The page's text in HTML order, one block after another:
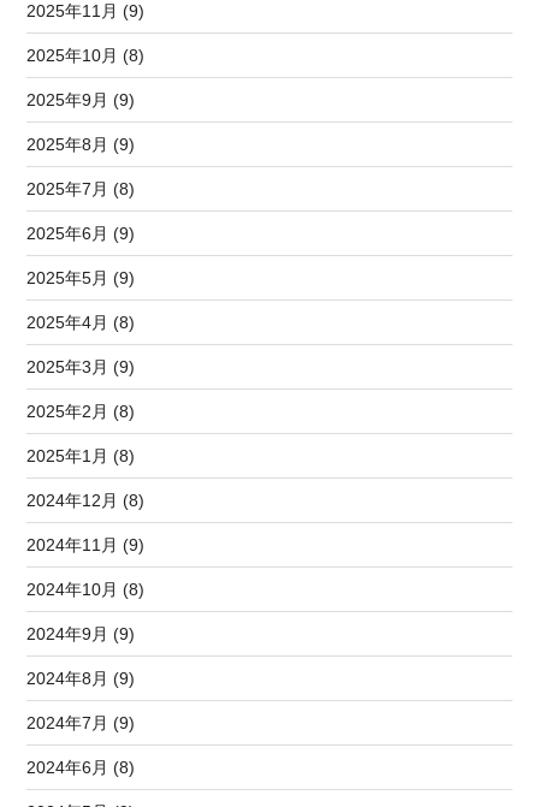
2025年11月 (9)
2025年10月 (8)
2025年9月 (9)
2025年8月 (9)
2025年7月 (8)
2025年6月 (9)
2025年5月 (9)
2025年4月 (8)
2025年3月 (9)
2025年2月 (8)
2025年1月 (8)
2024年12月 (8)
2024年11月 (9)
2024年10月 (8)
2024年9月 (9)
2024年8月 (9)
2024年7月 (9)
2024年6月 (8)